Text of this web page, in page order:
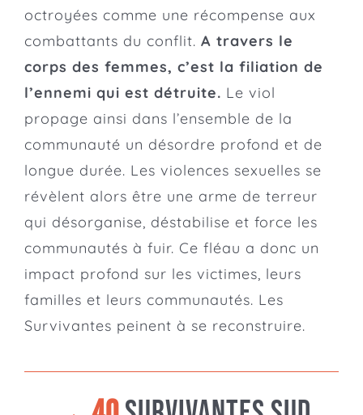
octroyées comme une récompense aux
combattants du conflit. A travers le
corps des femmes, c’est la filiation de
l’ennemi qui est détruite. Le viol
propage ainsi dans l’ensemble de la
communauté un désordre profond et de
longue durée. Les violences sexuelles se
révèlent alors être une arme de terreur
qui désorganise, déstabilise et force les
communautés à fuir. Ce fléau a donc un
impact profond sur les victimes, leurs
familles et leurs communautés. Les
Survivantes peinent à se reconstruire.